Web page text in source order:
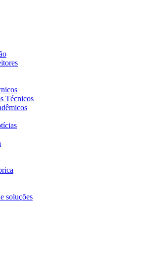
Técnicos
soluções